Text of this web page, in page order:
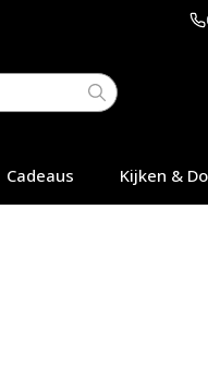
Cadeaus Kijken &